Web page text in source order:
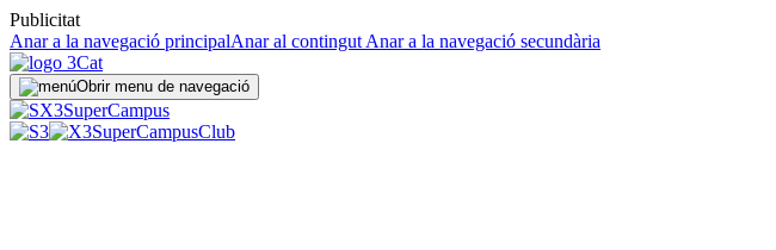
Publicitat
Anar a la navegació principalAnar al contingut Anar a la navegació secundària
Obrir menu de navegació
SuperCampus
SuperCampusClub